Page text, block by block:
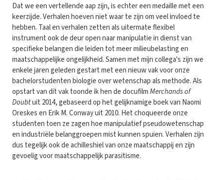
Dat we een vertellende aap zijn, is echter een medaille met een
keerzijde. Verhalen hoeven niet waar te zijn om veel invloed te
hebben. Taal en verhalen zetten als uitermate flexibel
instrument ook de deur open naar manipulatie in dienst van
specifieke belangen die leiden tot meer milieubelasting en
maatschappelijke ongelijkheid. Samen met mijn collega's zijn we
enkele jaren geleden gestart met een nieuw vak voor onze
bachelorstudenten biologie over wetenschap als methode. Als
opstart van dit vak toonde ik hen de docufilmMerchands of
Doubtuit 2014, gebaseerd op het gelijknamige boek van Naomi
Oreskes en Erik M. Conway uit 2010. Het choqueerde onze
studenten toen ze zagen hoe manipulatief pseudowetenschap
en industriële belanggroepen mist kunnen spuien. Verhalen zijn
dus tegelijk ook de achilleshiel van onze maatschappij en zijn
gevoelig voor maatschappelijk parasitisme.